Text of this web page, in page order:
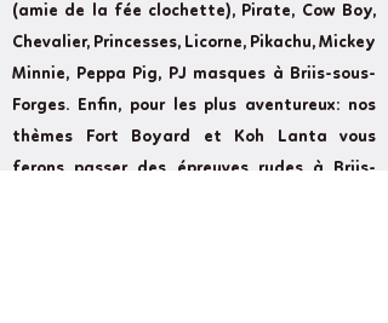
(amie de la fée clochette), Pirate, Cow Boy,
Chevalier, Princesses, Licorne, Pikachu, Mickey
Minnie, Peppa Pig, PJ masques à Briis-sous-
Forges. Enfin, pour les plus aventureux: nos
thèmes Fort Boyard et Koh Lanta vous
ferons passer des épreuves rudes à Briis-